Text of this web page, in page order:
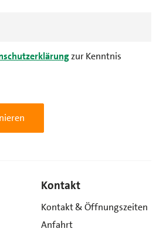
zur Kenntnis
Kontakt
Kontakt & Öffnungszeiten
Anfahrt